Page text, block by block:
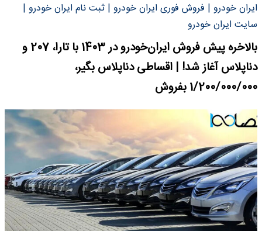
ایران خودرو | فروش فوری ایران خودرو | ثبت نام ایران خودرو |
سایت ایران خودرو
بالاخره پیش فروش ایران‌خودرو در 1403 با تارا، 207 و
دناپلاس آغاز شد! | اقساطی دناپلاس بگیر،
1/200/000/000 بفروش